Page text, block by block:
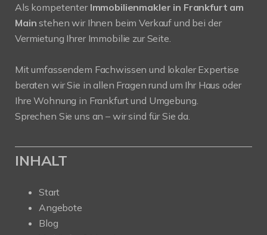
Als kompetenter Immobilienmakler in Frankfurt am
Main stehen wir Ihnen beim Verkauf und bei der
Vermietung Ihrer Immobilie zur Seite.
Mit umfassendem Fachwissen und lokaler Expertise
beraten wir Sie in allen Fragen rund um Ihr Haus oder
Ihre Wohnung in Frankfurt und Umgebung.
Sprechen Sie uns an – wir sind für Sie da.
INHALT
Start
Angebote
Blog